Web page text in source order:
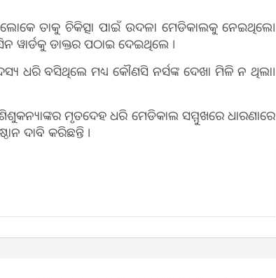
ତାକୁ ଚିକିତ୍ସା ପାଇଁ ଉଦଳା ମେଡିକାଲକୁ ନେଇଥିଲେ।
ଡାକ୍ତର ପଠାଇ ଦେଇଥିଲେ ।
ଧରି ବସିଥିଲେ ମଧ୍ୟ କୌଣସି ନର୍ସଙ୍କ ଦେଖା ମିଳି ନ ଥିଲା।
ମୃତଦେହ ଧରି ମେଡିକାଲ ସମ୍ମୁଖରେ ଧାରଣାରେ
ଦାବି କରିଛନ୍ତି ।